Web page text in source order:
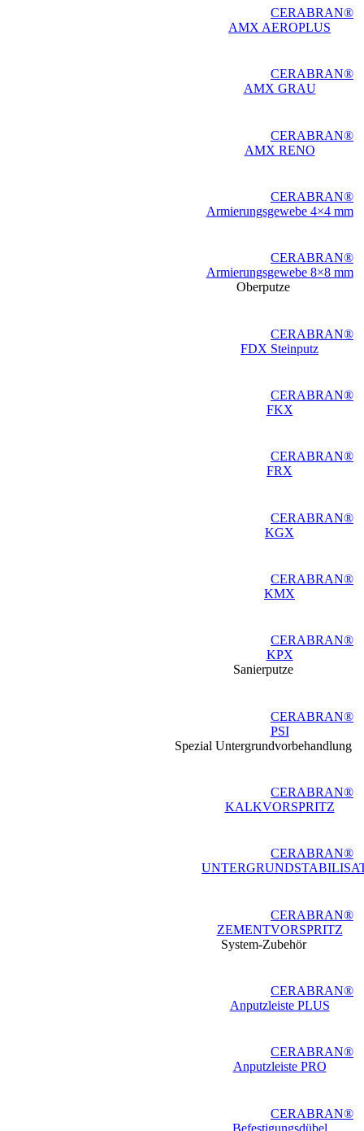
CERABRAN®
AMX AEROPLUS
CERABRAN®
AMX GRAU
CERABRAN®
AMX RENO
CERABRAN®
Armierungsgewebe 4×4 mm
CERABRAN®
Armierungsgewebe 8×8 mm
Oberputze
CERABRAN®
FDX Steinputz
CERABRAN®
FKX
CERABRAN®
FRX
CERABRAN®
KGX
CERABRAN®
KMX
CERABRAN®
KPX
Sanierputze
CERABRAN®
PSI
Spezial Untergrundvorbehandlung
CERABRAN®
KALKVORSPRITZ
CERABRAN®
CERABRAN®
ZEMENTVORSPRITZ
System-Zubehör
CERABRAN®
Anputzleiste PLUS
CERABRAN®
Anputzleiste PRO
CERABRAN®
Befestigungsdübel